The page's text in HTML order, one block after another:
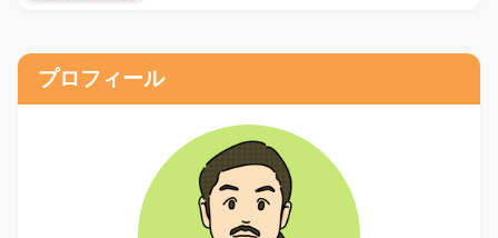
プロフィール